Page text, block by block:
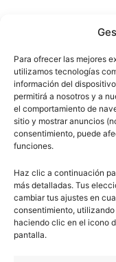
Para ofrecer las mejores
utilizamos tecnologías
información del
permitirá a nosotros y a
el comportamiento de
sitio y mostrar anuncios
consentimiento, puede
funciones.
Haz clic a continuación
más detalladas. Tus
cambiar tus ajustes en
consentimiento,
haciendo clic en el icono
pantalla.
- Publicidad -